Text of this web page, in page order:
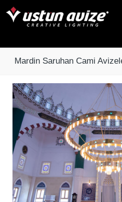
Mardin Saruhan Cami